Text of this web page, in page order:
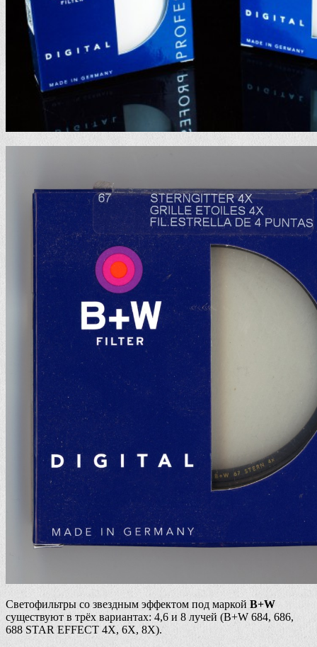
Светофильтры со звездным эффектом под маркой B+W
существуют в трёх вариантах: 4,6 и 8 лучей (B+W 684, 686,
688 STAR EFFECT 4X, 6X, 8X).